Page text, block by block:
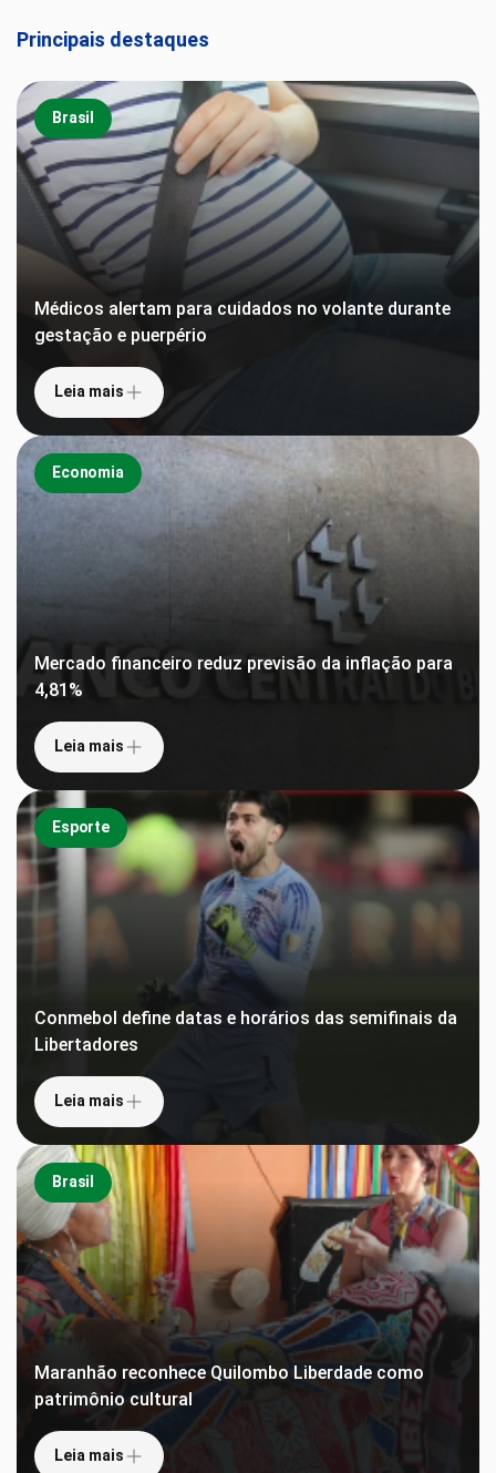
Principais destaques
Brasil
Médicos alertam para cuidados no volante durante
gestação e puerpério
Leia mais
Economia
Mercado financeiro reduz previsão da inflação para
4,81%
Leia mais
Esporte
Conmebol define datas e horários das semifinais da
Libertadores
Leia mais
Brasil
Maranhão reconhece Quilombo Liberdade como
patrimônio cultural
Leia mais